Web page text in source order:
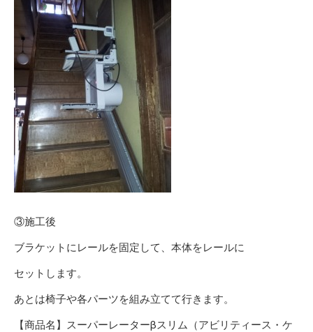
③施工後
ブラケットにレールを固定して、本体をレールに
セットします。
あとは椅子や各パーツを組み立てて行きます。
【商品名】スーパーレーターβスリム（アビリティース・ケ